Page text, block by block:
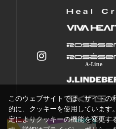
このウェブサイトでは、サイトの
的に、クッキーを使用しています
定によりクッキーの機能を変更す